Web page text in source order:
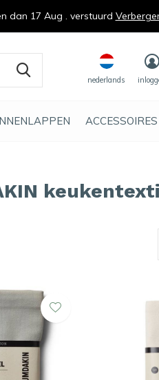
ACCESSOIRES
nederlands
dan 17 Aug . verstuurd